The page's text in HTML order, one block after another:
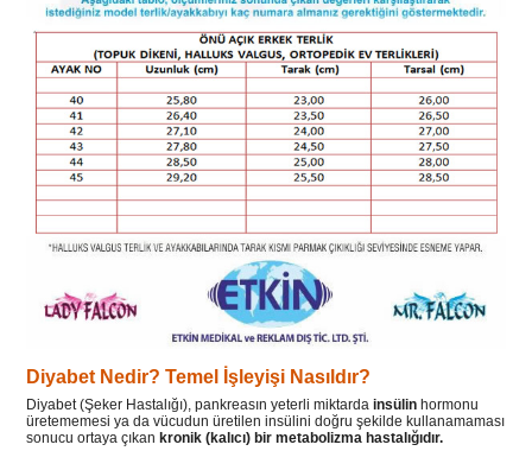
Diyabet Nedir? Temel İşleyişi Nasıldır?
Diyabet (Şeker Hastalığı), pankreasın yeterli miktarda insülinhormonu
üretememesi ya da vücudun üretilen insülini doğru şekilde kullanamaması
sonucu ortaya çıkan kronik (kalıcı) bir metabolizma hastalığıdır.